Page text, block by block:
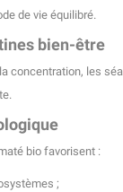
de vie équilibré.
bien-être
concentration, les
bio favorisent :
;